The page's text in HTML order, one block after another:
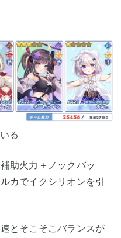
る
助火力＋ノックバッ
カでイクシリオンを引
とそこそこバランスが